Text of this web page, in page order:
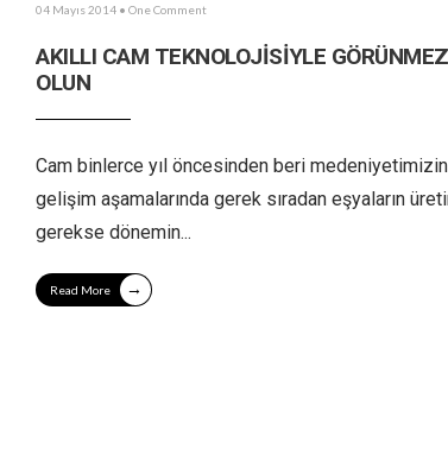
04 Mayıs 2014 • One Comment
AKILLI CAM TEKNOLOJİSİYLE GÖRÜNMEZ
OLUN
Cam binlerce yıl öncesinden beri
gelişim aşamalarında gerek sıradan eşyaların
gerekse dönemin...
Read More →